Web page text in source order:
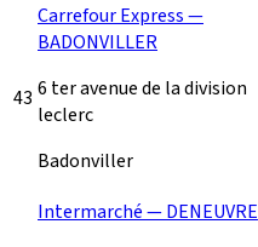
43
Carrefour Express —
BADONVILLER
6 ter avenue de la division
leclerc
Badonviller
Intermarché — DENEUVRE